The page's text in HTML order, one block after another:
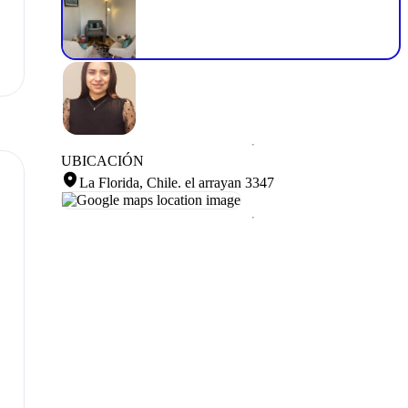
UBICACIÓN
La Florida, Chile. el arrayan 3347